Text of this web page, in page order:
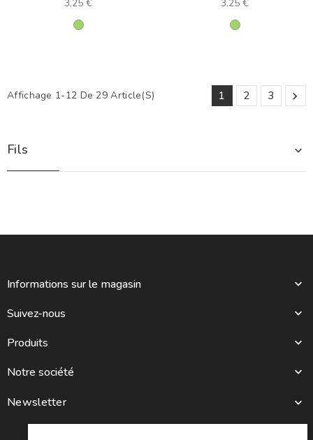
3,25 €
Vert
3,25 €
Vert
Affichage 1-12 De 29 Article(s) 1 2 3 
Fils 
Informations sur le magasin 
Suivez-nous 
Produits 
Notre société 
Newsletter 